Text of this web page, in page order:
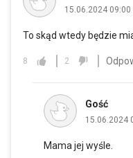
15.06.2024 09:00
To skąd wtedy będzie
8 2
Gość
15.06.2024
Mama jej wyśle.